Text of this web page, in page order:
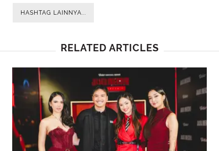
HASHTAG LAINNYA...
RELATED ARTICLES